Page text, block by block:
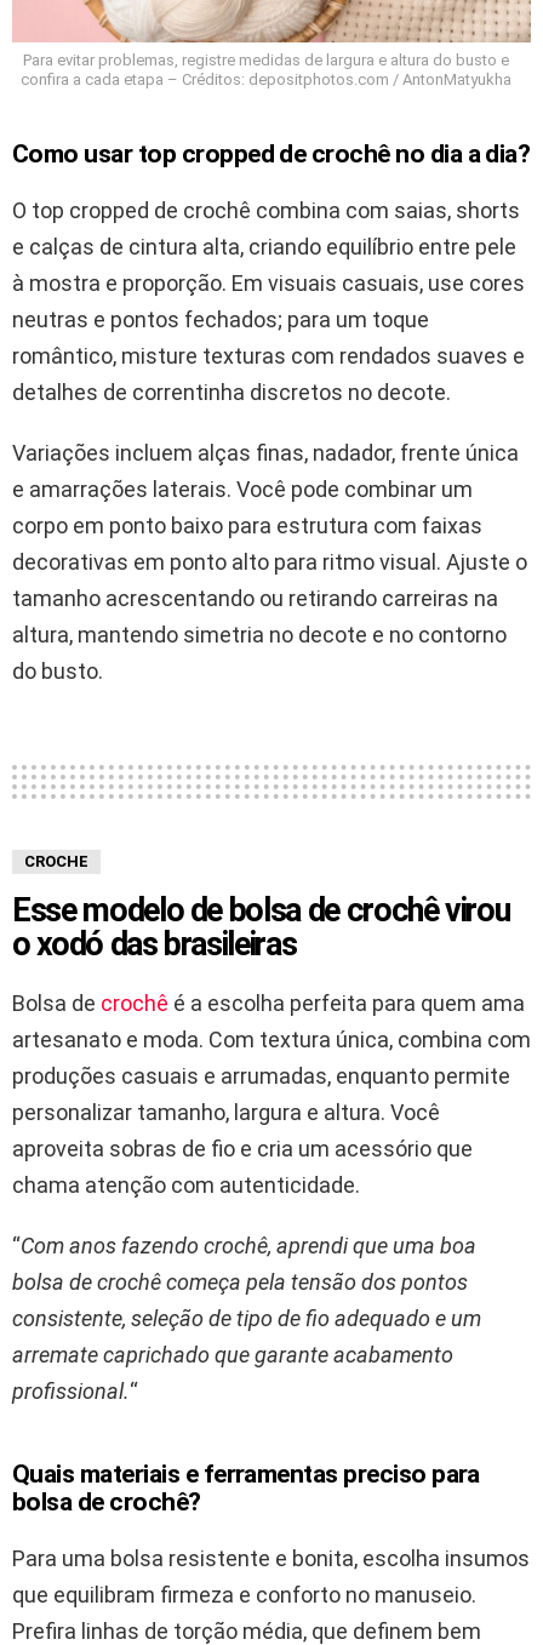
Para evitar problemas, registre medidas de largura e altura do busto e
confira a cada etapa – Créditos: depositphotos.com / AntonMatyukha
Como usar top cropped de crochê no dia a dia?
O top cropped de crochê combina com saias, shorts
e calças de cintura alta, criando equilíbrio entre pele
à mostra e proporção. Em visuais casuais, use cores
neutras e pontos fechados; para um toque
romântico, misture texturas com rendados suaves e
detalhes de correntinha discretos no decote.
Variações incluem alças finas, nadador, frente única
e amarrações laterais. Você pode combinar um
corpo em ponto baixo para estrutura com faixas
decorativas em ponto alto para ritmo visual. Ajuste o
tamanho acrescentando ou retirando carreiras na
altura, mantendo simetria no decote e no contorno
do busto.
CROCHE
Esse modelo de bolsa de crochê virou
o xodó das brasileiras
Bolsa de crochê é a escolha perfeita para quem ama
artesanato e moda. Com textura única, combina com
produções casuais e arrumadas, enquanto permite
personalizar tamanho, largura e altura. Você
aproveita sobras de fio e cria um acessório que
chama atenção com autenticidade.
“Com anos fazendo crochê, aprendi que uma boa
bolsa de crochê começa pela tensão dos pontos
consistente, seleção de tipo de fio adequado e um
arremate caprichado que garante acabamento
profissional.“
Quais materiais e ferramentas preciso para
bolsa de crochê?
Para uma bolsa resistente e bonita, escolha insumos
que equilibram firmeza e conforto no manuseio.
Prefira linhas de torção média, que definem bem